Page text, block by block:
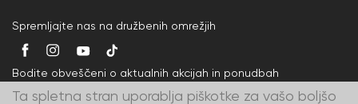
Spremljajte nas na družbenih omrežjih
Bodite obveščeni o aktualnih akcijah in ponudbah
Ta spletna stran uporablja piškotke za vašo boljšo